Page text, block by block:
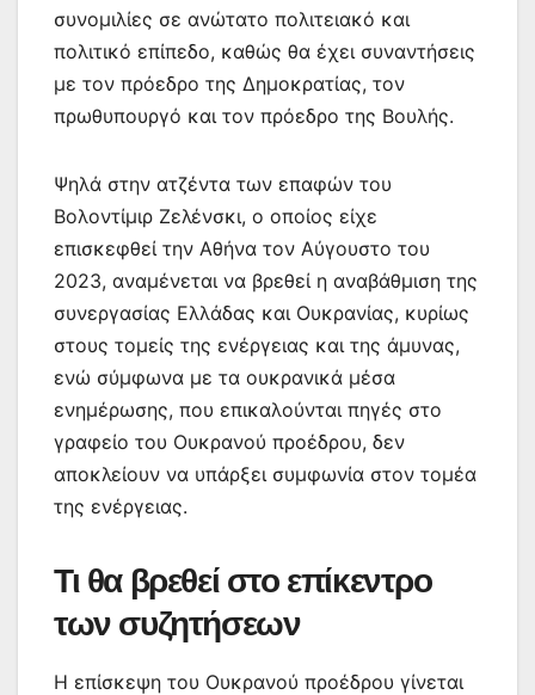
συνομιλίες σε ανώτατο πολιτειακό και
πολιτικό επίπεδο, καθώς θα έχει συναντήσεις
με τον πρόεδρο της Δημοκρατίας, τον
πρωθυπουργό και τον πρόεδρο της Βουλής.
Ψηλά στην ατζέντα των επαφών του
Βολοντίμιρ Ζελένσκι, ο οποίος είχε
επισκεφθεί την Αθήνα τον Αύγουστο του
2023, αναμένεται να βρεθεί η αναβάθμιση της
συνεργασίας Ελλάδας και Ουκρανίας, κυρίως
στους τομείς της ενέργειας και της άμυνας,
ενώ σύμφωνα με τα ουκρανικά μέσα
ενημέρωσης, που επικαλούνται πηγές στο
γραφείο του Ουκρανού προέδρου, δεν
αποκλείουν να υπάρξει συμφωνία στον τομέα
της ενέργειας.
Τι θα βρεθεί στο επίκεντρο
των συζητήσεων
Η επίσκεψη του Ουκρανού προέδρου γίνεται